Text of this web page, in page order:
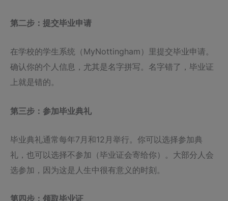
第二步：提交毕业申请
在学校的学生系统（MyNottingham）里提交毕业申请。
确认你的个人信息，尤其是名字拼写。名字错了，毕业证
上就是错的。
第三步：参加毕业典礼
毕业典礼通常每年7月和12月举行。你可以选择参加典
礼，也可以选择不参加（毕业证会寄给你）。大部分人会
选参加，因为这是人生中很有意义的时刻。
第四步：领取毕业证